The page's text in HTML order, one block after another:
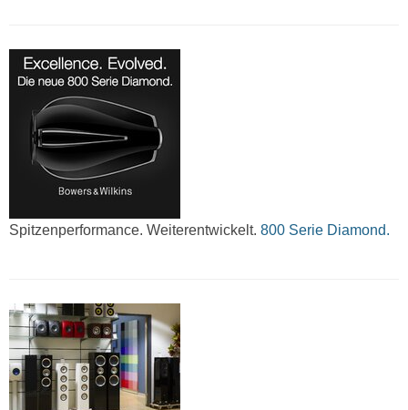
Spitzenperformance. Weiterentwickelt. 800 Serie Diamond.